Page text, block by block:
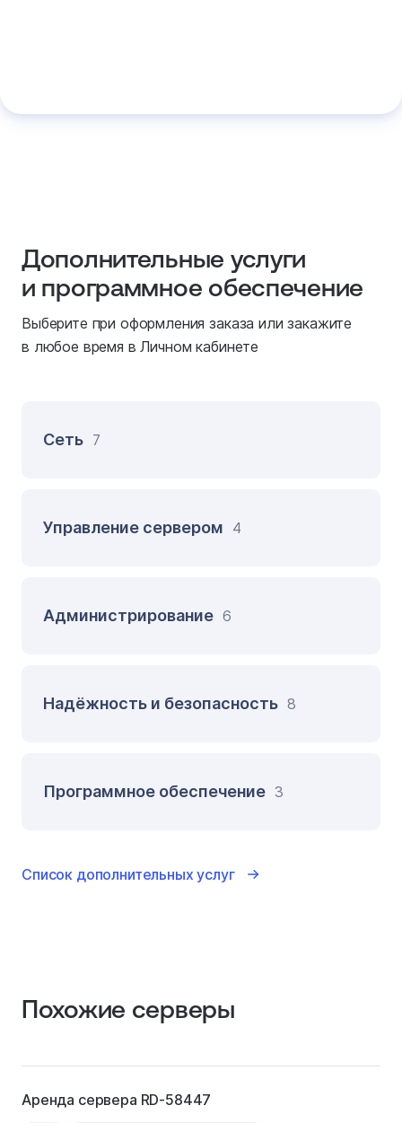
Дополнительные услуги
и программное обеспечение
Выберите при оформления заказа или закажите
в любое время в Личном кабинете
Сеть 7
Управление сервером 4
Администрирование 6
Надёжность и безопасность 8
Программное обеспечение 3
Список дополнительных услуг
Похожие серверы
Аренда сервера RD-58447